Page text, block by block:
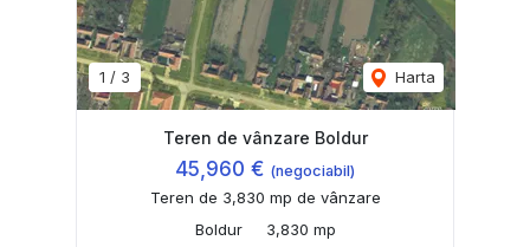
1 / 3 Harta
Teren de vânzare Boldur
45,960 € (negociabil)
Teren de 3,830 mp de vânzare
Boldur
3,830 mp